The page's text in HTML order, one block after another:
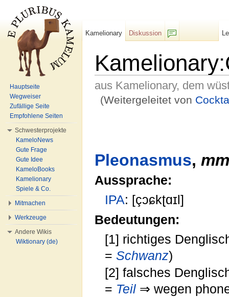
aus Kamelionary, dem
(Weitergeleitet von
Pleonasmus, mm
Aussprache:
IPA: [çɔɕkʈɑɪl]
Bedeutungen:
[1] richtiges
=Schwanz)
[2] falsches
= Teil ⇒ wegen
Kamelionary
Diskussion
Hauptseite
Wegweiser
Zufällige Seite
Empfohlene Seiten
Schwesterprojekte
KameloNews
Gute Frage
Gute Idee
KameloBooks
Kamelionary
Spiele & Co.
Mitmachen
Werkzeuge
Andere Wikis
Wiktionary (de)